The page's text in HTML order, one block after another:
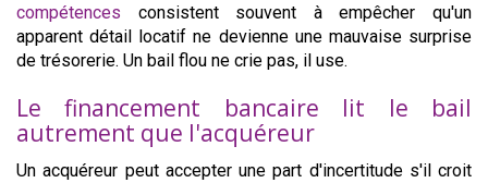
compétences consistent souvent à empêcher qu'un
apparent détail locatif ne devienne une mauvaise surprise
de trésorerie. Un bail flou ne crie pas, il use.
Le financement bancaire lit le bail
autrement que l'acquéreur
Un acquéreur peut accepter une part d'incertitude s'il croit